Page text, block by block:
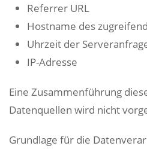
Referrer URL
Hostname des
Uhrzeit der
IP-Adresse
Eine Zusammenführung
Datenquellen wird nicht
Grundlage für die